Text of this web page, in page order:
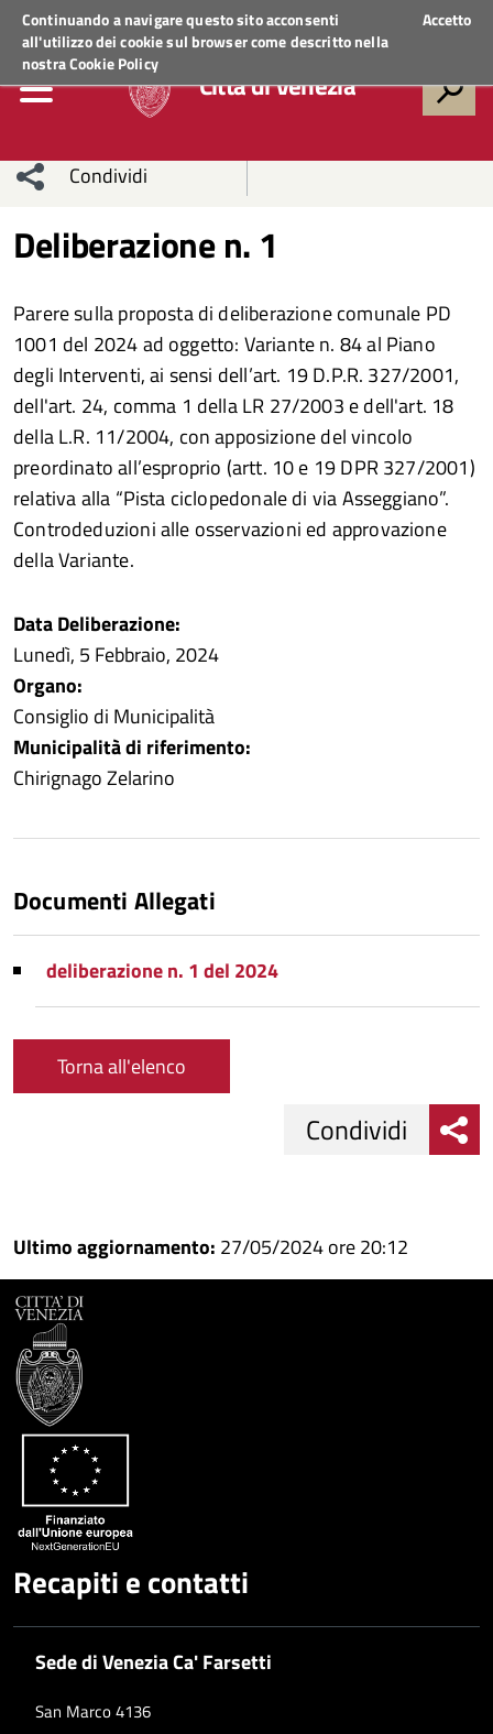
Continuando a navigare questo sito acconsenti
all'utilizzo dei cookie sul browser come descritto nella
nostraCookie Policy
Accetto
Regione VenetoACCEDI AI SERVIZI
Città di Venezia
Condividi
network
Condividi
Condividi
Facebook
su
Twitter
Condividi
su
Facebook
Condividi
su
Whatsapp
Deliberazione n. 1
Parere sulla proposta di deliberazione comunale PD
1001 del 2024 ad oggetto: Variante n. 84 al Piano
degli Interventi, ai sensi dell’art. 19 D.P.R. 327/2001,
dell'art. 24, comma 1 della LR 27/2003 e dell'art. 18
della L.R. 11/2004, con apposizione del vincolo
preordinato all’esproprio (artt. 10 e 19 DPR 327/2001)
relativa alla “Pista ciclopedonale di via Asseggiano”.
Controdeduzioni alle osservazioni ed approvazione
della Variante.
Data Deliberazione:
Lunedì, 5 Febbraio, 2024
Organo:
Consiglio di Municipalità
Municipalità di riferimento:
Chirignago Zelarino
Documenti Allegati
deliberazione n. 1 del 2024
Torna all'elenco
su
Facebook
Condividi
su
Condividi
Condividi
Ultimo aggiornamento: 27/05/2024 ore 20:12
Recapiti e contatti
Sede di Venezia Ca' Farsetti
San Marco 4136